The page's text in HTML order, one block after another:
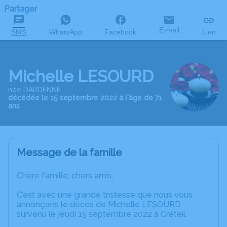
Partager
SMS WhatsApp Facebook E-mail Lien
Michelle LESOURD
née DARDENNE
décédée le 15 septembre 2022 à l'âge de 71
ans
Message de la famille
Chère famille, chers amis,
C’est avec une grande tristesse que nous vous
annonçons le décès de Michelle LESOURD
survenu le jeudi 15 septembre 2022 à Créteil.